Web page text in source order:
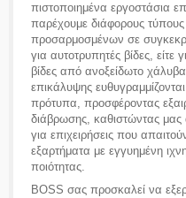
πιστοποιημένα εργοστάσια
παρέχουμε διάφορους
προσαρμοσμένων σε
για αυτοτρυπητές βίδες, είτε
βίδες από ανοξείδωτο
επικάλυψης
πρότυπα, προσφέροντας
διάβρωσης, καθιστώντας μας
για επιχειρήσεις που
εξαρτήματα με εγγυημένη
ποιότητας.
BOSS σας προσκαλεί να